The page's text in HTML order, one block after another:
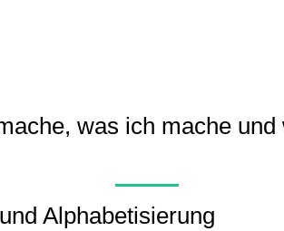
was ich mache
Alphabetisierung